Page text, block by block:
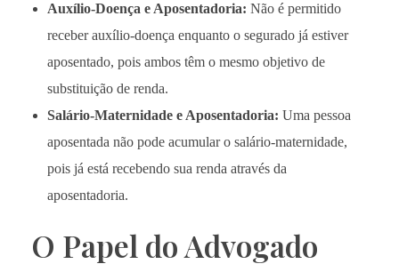
Auxílio-Doença e Aposentadoria: Não é permitido
receber auxílio-doença enquanto o segurado já estiver
aposentado, pois ambos têm o mesmo objetivo de
substituição de renda.
Salário-Maternidade e Aposentadoria: Uma pessoa
aposentada não pode acumular o salário-maternidade,
pois já está recebendo sua renda através da
aposentadoria.
O Papel do Advogado